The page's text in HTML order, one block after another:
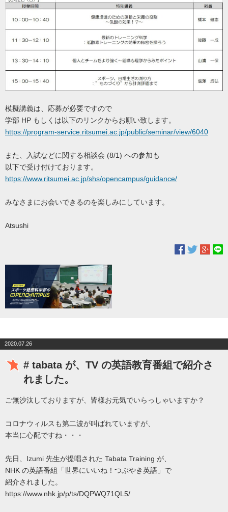
模擬講義は、応募が必要ですので
学部 HP もしくは以下のリンクからお願い致します。
https://program-service.ritsumei.ac.jp/public/seminar/view/6040
また、入試などに関する相談会 (8/1) への参加も
以下で受け付けております。
https://www.ritsumei.ac.jp/shs/opencampus/guidance/
みなさまにお会いできるのを楽しみにしています。
Atsushi
2020.07.26
# tabata が、TV の英語教育番組で紹介さ
れました。
ご無沙汰しておりますが、皆様お元気でいらっしゃいますか？
コロナウィルスも第二波が叫ばれていますが、
本当に心配ですね・・・
先日、Izumi 先生が提唱された Tabata Training が、
NHK の英語番組「世界にいいね！つぶやき英語」で
紹介されました。
https://www.nhk.jp/p/ts/DQPWQ71QL5/